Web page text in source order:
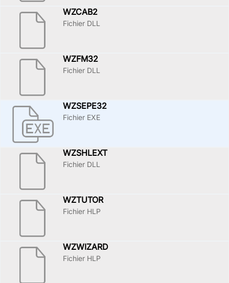
WZCAB2
Fichier DLL
WZFM32
Fichier DLL
WZSEPE32
Fichier EXE
WZSHLEXT
Fichier DLL
WZTUTOR
Fichier HLP
WZWIZARD
Fichier HLP